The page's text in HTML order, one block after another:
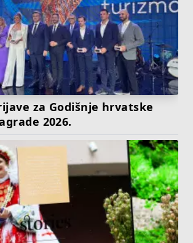
za Godišnje hrvatske
2026.